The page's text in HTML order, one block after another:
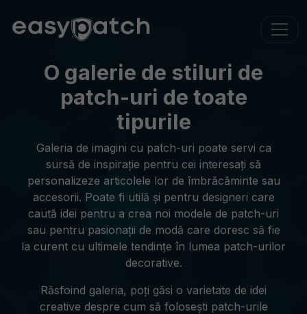
O galerie de stiluri de
patch-uri de toate
tipurile
Galeria de imagini cu patch-uri poate servi ca
sursă de inspirație pentru cei interesați să
personalizeze articolele lor de îmbrăcăminte sau
accesorii. Poate fi utilă și pentru designeri care
caută idei pentru a crea noi modele de patch-uri
sau pentru pasionații de modă care doresc să fie
la curent cu ultimele tendințe în lumea patch-urilor
decorative.
Răsfoind galeria, poți găsi o varietate de idei
creative despre cum să folosești patch-urile